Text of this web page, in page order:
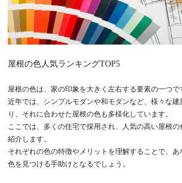
屋根の色人気ランキングTOP5
屋根の色は、家の印象を大きく左右する要素の一つで
近年では、シンプルモダンや和モダンなど、様々な
り、それに合わせた屋根の色も多様化しています。
ここでは、多くの住宅で採用され、人気の高い屋根の
紹介します。
それぞれの色の特徴やメリットを理解することで、
色を見つける手助けとなるでしょう。